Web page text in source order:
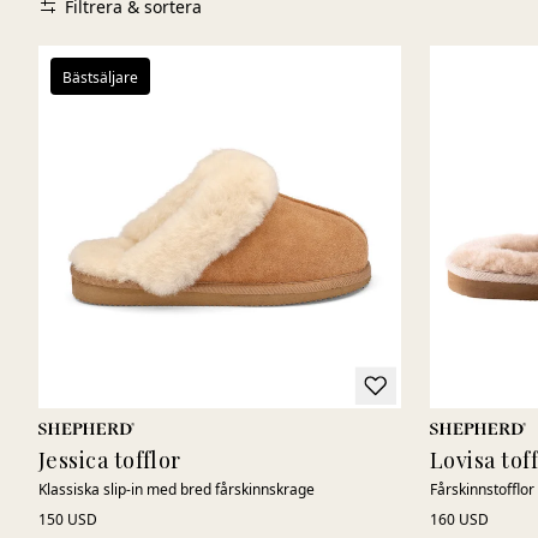
Filtrera & sortera
Bästsäljare
Jessica tofflor
Klassiska slip-in med bred fårskinnskrage
150 USD
Lovisa
160 USD